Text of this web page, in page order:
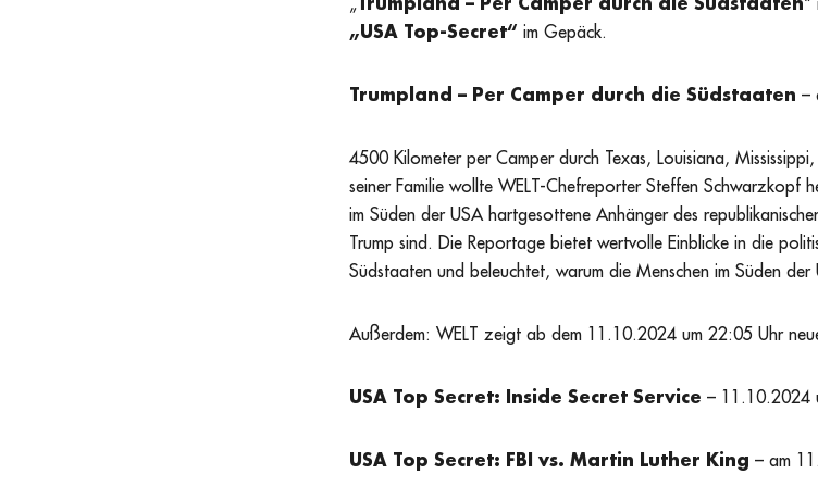
„ Trumpland – Per Camper durch die Südstaaten“
„USA Top-Secret“ im Gepäck.
Trumpland – Per Camper durch die Südstaaten –
4500 Kilometer per Camper durch Texas, Louisiana,
seiner Familie wollte WELT-Chefreporter Steffen Schwarzkopf
im Süden der USA hartgesottene Anhänger des
Trump sind. Die Reportage bietet wertvolle Einblicke in die
Südstaaten und beleuchtet, warum die Menschen im Süden
Außerdem: WELT zeigt ab dem 11.10.2024 um 22:05 Uhr
USA Top Secret: Inside Secret Service – 11.10.2024
USA Top Secret: FBI vs. Martin Luther King – am